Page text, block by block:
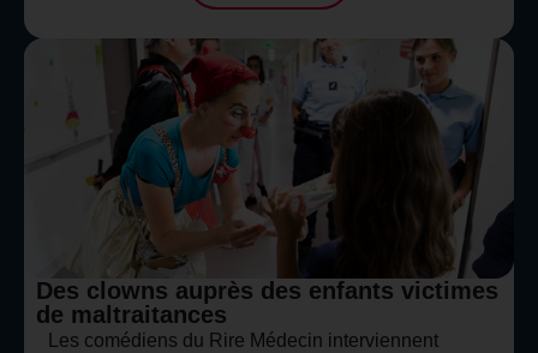
Des clowns auprès des enfants victimes
de maltraitances
Les comédiens du Rire Médecin interviennent